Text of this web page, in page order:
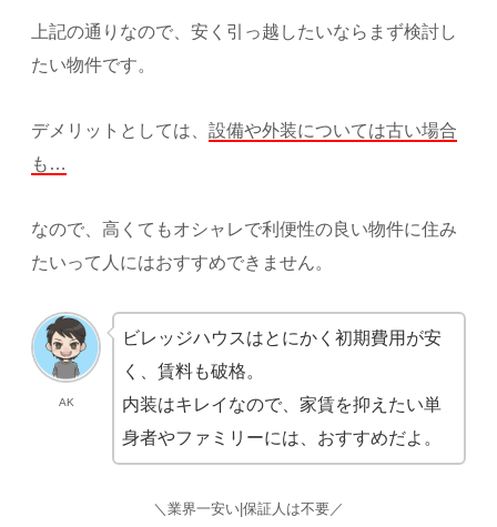
上記の通りなので、安く引っ越したいならまず検討し
たい物件です。
デメリットとしては、設備や外装については古い場合
も…
なので、高くてもオシャレで利便性の良い物件に住み
たいって人にはおすすめできません。
AK
ビレッジハウスはとにかく初期費用が安
く、賃料も破格。
内装はキレイなので、家賃を抑えたい単
身者やファミリーには、おすすめだよ。
＼業界一安い|保証人は不要／